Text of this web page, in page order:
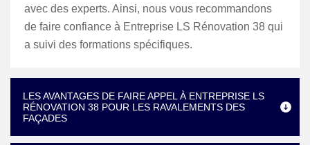
avec des experts. Ainsi, nous vous recommandons
de faire confiance à Entreprise LS Rénovation 38 qui
a suivi des formations spécifiques.
LES AVANTAGES DE FAIRE APPEL À ENTREPRISE LS
RÉNOVATION 38 POUR LES RAVALEMENTS DES
FAÇADES